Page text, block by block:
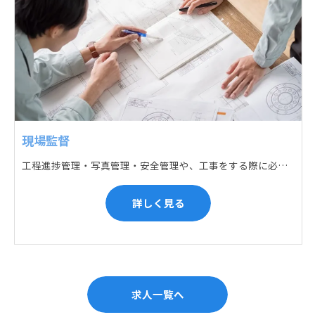
現場監督
工程進捗管理・写真管理・安全管理や、工事をする際に必要な各種書類作成・届出 (申請) などの現場管理業務をお任せします。遅れている箇所のサポートに入るなど、臨機応変な対応が必要になります。
詳しく見る
求人一覧へ